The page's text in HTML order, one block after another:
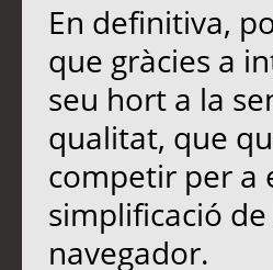
En definitiva,
que gràcies a
seu hort a la
qualitat, que
competir per a
simplificació
navegador.